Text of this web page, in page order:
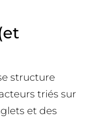
structure
triés sur
et des